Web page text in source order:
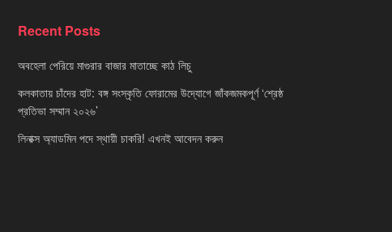
Recent Posts
অবহেলা পেরিয়ে মাগুরার বাজার মাতাচ্ছে কাঠ লিচু
কলকাতায় চাঁদের হাট: বঙ্গ সংস্কৃতি ফোরামের উদ্যোগে জাঁকজমকপূর্ণ ‘শ্রেষ্ঠ
প্রতিভা সম্মান ২০২৬’
লিনাক্স অ্যাডমিন পদে স্থায়ী চাকরি! এখনই আবেদন করুন